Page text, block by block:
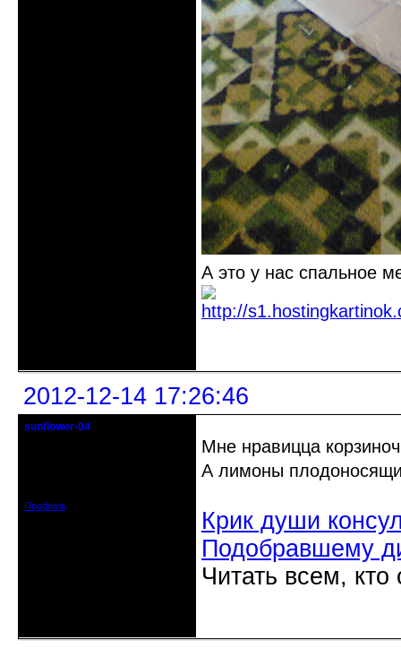
А это у нас спальное
2012-12-14 17:26:46
sunflower-04
Профиль
Мне нравицца
А лимоны
Крик души
Подобравшему
Читать всем,